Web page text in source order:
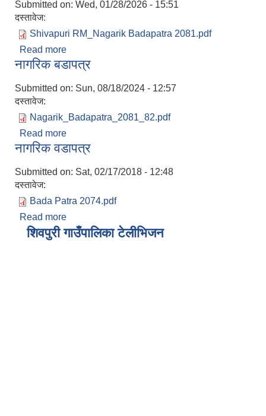
Submitted on: Wed, 01/28/2026 - 15:51
दस्तावेज:
Shivapuri RM_Nagarik Badapatra 2081.pdf
Read more
नागरिक बडापत्र
Submitted on: Sun, 08/18/2024 - 12:57
दस्तावेज:
Nagarik_Badapatra_2081_82.pdf
Read more
नागरिक वडापत्र
Submitted on: Sat, 02/17/2018 - 12:48
दस्तावेज:
Bada Patra 2074.pdf
Read more
शिवपुरी गाउँपालिका टेलीभिजन